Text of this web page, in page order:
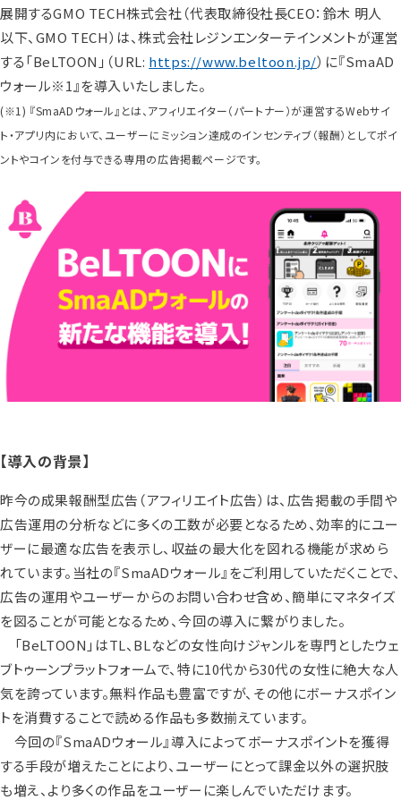
展開するGMO TECH株式会社（代表取締役社長CEO：鈴木 明人
以下、GMO TECH）は、株式会社レジンエンターテインメントが運営
する「BeLTOON」（URL: https://www.beltoon.jp/）に『SmaAD
ウォール※1』を導入いたしました。
(※1) 『SmaADウォール』とは、アフィリエイター（パートナー）が運営するWebサイ
ト・アプリ内において、ユーザーにミッション達成のインセンティブ（報酬）としてポイ
ントやコインを付与できる専用の広告掲載ページです。
【導入の背景】
昨今の成果報酬型広告（アフィリエイト広告）は、広告掲載の手間や
広告運用の分析などに多くの工数が必要となるため、効率的にユー
ザーに最適な広告を表示し、収益の最大化を図れる機能が求めら
れています。当社の『SmaADウォール』をご利用していただくことで、
広告の運用やユーザーからのお問い合わせ含め、簡単にマネタイズ
を図ることが可能となるため、今回の導入に繋がりました。
「BeLTOON」はTL、BLなどの女性向けジャンルを専門としたウェ
ブトゥーンプラットフォームで、特に10代から30代の女性に絶大な人
気を誇っています。無料作品も豊富ですが、その他にボーナスポイン
トを消費することで読める作品も多数揃えています。
今回の『SmaADウォール』導入によってボーナスポイントを獲得
する手段が増えたことにより、ユーザーにとって課金以外の選択肢
も増え、より多くの作品をユーザーに楽しんでいただけます。